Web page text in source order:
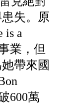
失。原
is a
業，但
帶來國
600萬